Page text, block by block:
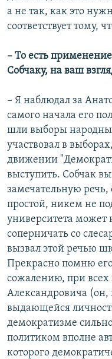
а не так, как это
соответствует тому,
– То есть
Собчаку, на ваш
– Я наблюдал за
самого начала его
шли выборы
участвовал в
движении
выступить. Собчак
замечательную речь,
простой, никем не
университета может
соперничать со
вызвал этой речью
Прекрасно помню
сожалению, при всех
Александровича (он,
выдающейся
демократизме
политиком вполне
которого